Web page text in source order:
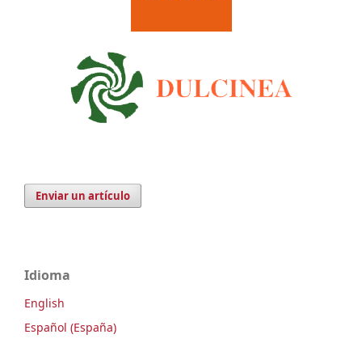
Enviar un artículo
Idioma
English
Español (España)